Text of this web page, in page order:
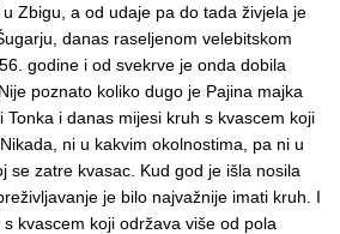
Zbigu, a od udaje pa do tada živjela je
danas raseljenom velebitskom
godine i od svekrve je onda dobila
poznato koliko dugo je Pajina majka
Tonka i danas mijesi kruh s kvascem koji
ni u kakvim okolnostima, pa ni u
se zatre kvasac. Kud god je išla nosila
je bilo najvažnije imati kruh. I
kvascem koji održava više od pola